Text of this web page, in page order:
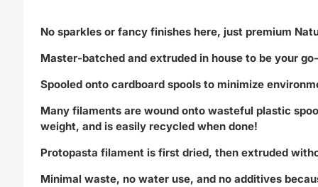
No sparkles or fancy finishes here, just premium
Master-batched and extruded in house to be your
Spooled onto cardboard spools to minimize
Many filaments are wound onto wasteful plastic
weight, and is easily recycled when done!
Protopasta filament is first dried, then extruded
Minimal waste, no water use, and no additives